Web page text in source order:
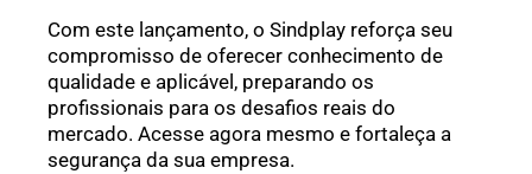
Com este lançamento, o Sindplay reforça seu
compromisso de oferecer conhecimento de
qualidade e aplicável, preparando os
profissionais para os desafios reais do
mercado. Acesse agora mesmo e fortaleça a
segurança da sua empresa.